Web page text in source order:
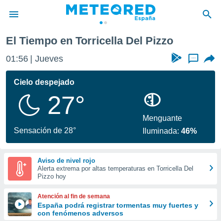
de
por
se
calidad.
a este
las
y
forma
digital
basada
El Tiempo en Torricella Del Pizzo
01:56 Jueves ...
Cielo despejado
27°
Sensación de 28°
Menguante
Iluminada:46%
Aviso de nivel rojo
Alerta extrema por altas temperaturas en Torricella Del
Pizzo hoy
Atención al fin de semana
España podrá registrar tormentas muy fuertes y
con fenómenos adversos